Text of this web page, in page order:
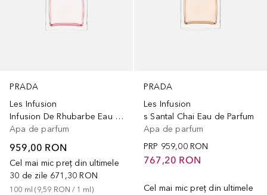
PRADA
Les Infusion
Infusion De Rhubarbe Eau de Parfum
Apa de parfum
959,00 RON
Cel mai mic preț din ultimele
30 de zile 671,30 RON
100 ml (9,59 RON / 1 ml)
PRADA
Les Infusion
s Santal Chai Eau de Parfum
Apa de parfum
PRP 959,00 RON
767,20 RON
Cel mai mic preț din ultimele